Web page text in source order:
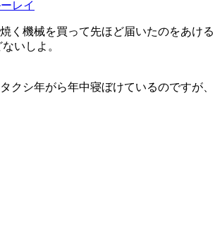
レイ
く機械を買って先ほど届いたのをあける
いしよ。
クシ年がら年中寝ぼけているのです